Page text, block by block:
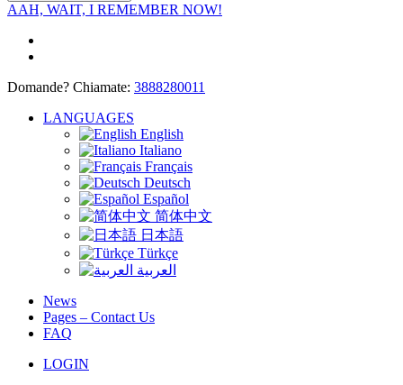
AAH, WAIT, I REMEMBER NOW!
Domande? Chiamate: 3888280011
LANGUAGES
English
Italiano
Français
Deutsch
Español
简体中文
日本語
Türkçe
العربية
News
Pages – Contact Us
FAQ
LOGIN